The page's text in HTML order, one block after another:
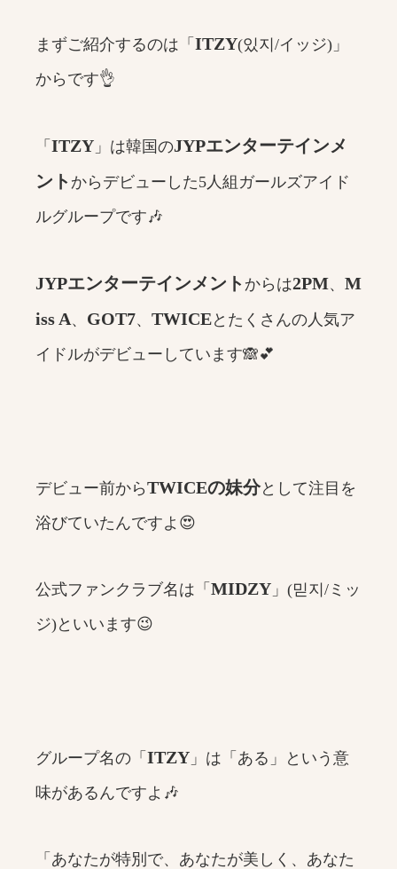
まずご紹介するのは「 ITZY(있지/イッジ)」
からです👌
「 ITZY 」は韓国のJYPエンターテインメ
ント からデビューした5人組ガールズアイド
ルグループです🎶
JYPエンターテインメント からは2PM、 M
iss A、 GOT7、 TWICEとたくさんの人気ア
イドルがデビューしています🙈💕
デビュー前からTWICEの妹分として注目を
浴びていたんですよ😍
公式ファンクラブ名は「 MIDZY 」(믿지/ミッ
ジ)といいます😉
グループ名の「 ITZY 」は「ある」という意
味があるんですよ🎶
「あなたが特別で、あなたが美しく、あなた